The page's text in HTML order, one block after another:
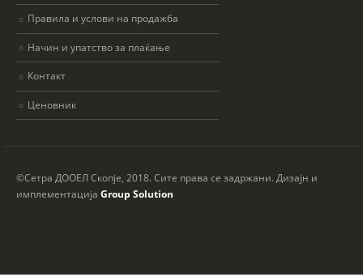
Правила и услови на продажба
Начин и упатство за плаќање
Контакт
Ценовник
©Сетра ДООЕЛ Скопје, 2018. Сите права се задржани. Дизајн и
имплементација Group Solution